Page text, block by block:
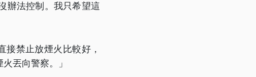
辦法控制。我只希望這
接禁止放煙火比較好，
丟向警察。」